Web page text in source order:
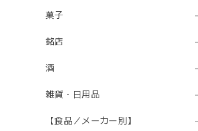
菓子
銘店
酒
雑貨・日用品
【食品／メーカー別】